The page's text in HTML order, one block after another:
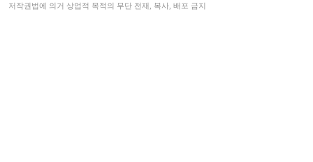
저작권법에 의거 상업적 목적의 무단 전재, 복사, 배포 금지